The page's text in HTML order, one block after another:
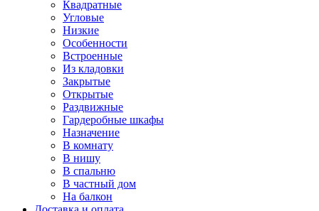
Квадратные
Угловые
Низкие
Особенности
Встроенные
Из кладовки
Закрытые
Открытые
Раздвижные
Гардеробные шкафы
Назначение
В комнату
В нишу
В спальню
В частный дом
На балкон